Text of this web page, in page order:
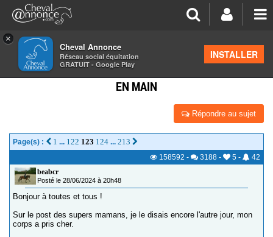
×
Cheval Annonce
Réseau social équitation
GRATUIT - Google Play
INSTALLER
>Salon de thé
ENTRAIDE ALIMENTATION : REPRENDRE SA SANTÉ
EN MAIN
Répondre au sujet
Page(s) : 1 ... 122 123 124 ... 213
158592 - 3188 - 5 -
42
beabcr
Posté le 28/06/2024 à 20h48
Bonjour à toutes et tous !
Sur le post des supers mamans, je le disais encore l'autre jour, mon
corps a pris cher.